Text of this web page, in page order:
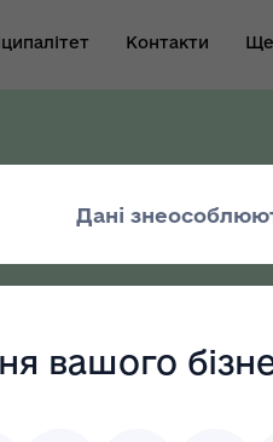
Контакти Ще